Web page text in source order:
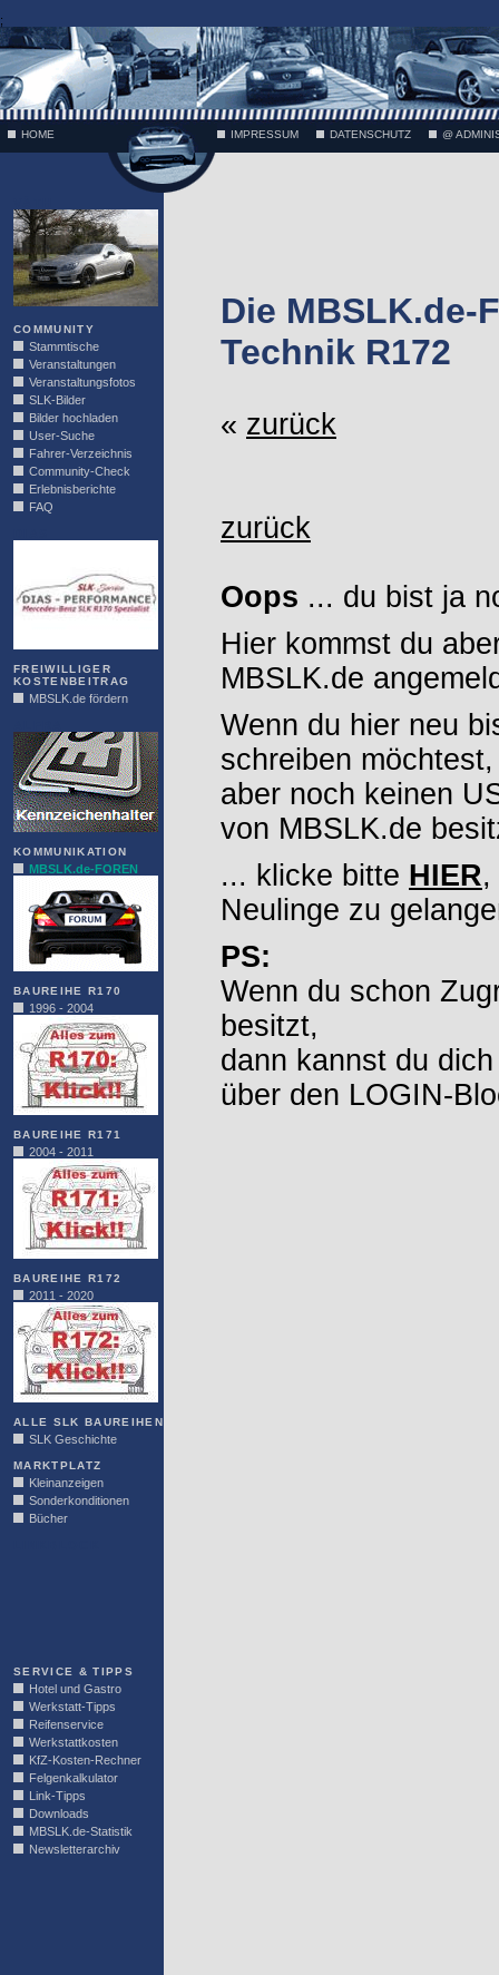
;
HOME IMPRESSUM DATENSCHUTZ @
COMMUNITY
Stammtische
Veranstaltungen
Veranstaltungsfotos
SLK-Bilder
Bilder hochladen
User-Suche
Fahrer-Verzeichnis
Community-Check
Erlebnisberichte
FAQ
FREIWILLIGER
KOSTENBEITRAG
MBSLK.de fördern
KOMMUNIKATION
MBSLK.de-FOREN
BAUREIHE R170
1996 - 2004
BAUREIHE R171
2004 - 2011
BAUREIHE R172
2011 - 2020
ALLE SLK BAUREIHEN
SLK Geschichte
MARKTPLATZ
Kleinanzeigen
Sonderkonditionen
Bücher
SERVICE & TIPPS
Hotel und Gastro
Werkstatt-Tipps
Reifenservice
Werkstattkosten
KfZ-Kosten-Rechner
Felgenkalkulator
Link-Tipps
Downloads
MBSLK.de-Statistik
Newsletterarchiv
Die MBSLK.de-
Technik R172
« zurück
zurück
Oops ... du bist ja
Hier kommst du
MBSLK.de
Wenn du hier neu
schreiben möchtest,
aber noch keinen
von MBSLK.de
... klicke bitte HIER,
Neulinge zu
PS:
Wenn du schon
besitzt,
dann kannst du
über den LOGIN-